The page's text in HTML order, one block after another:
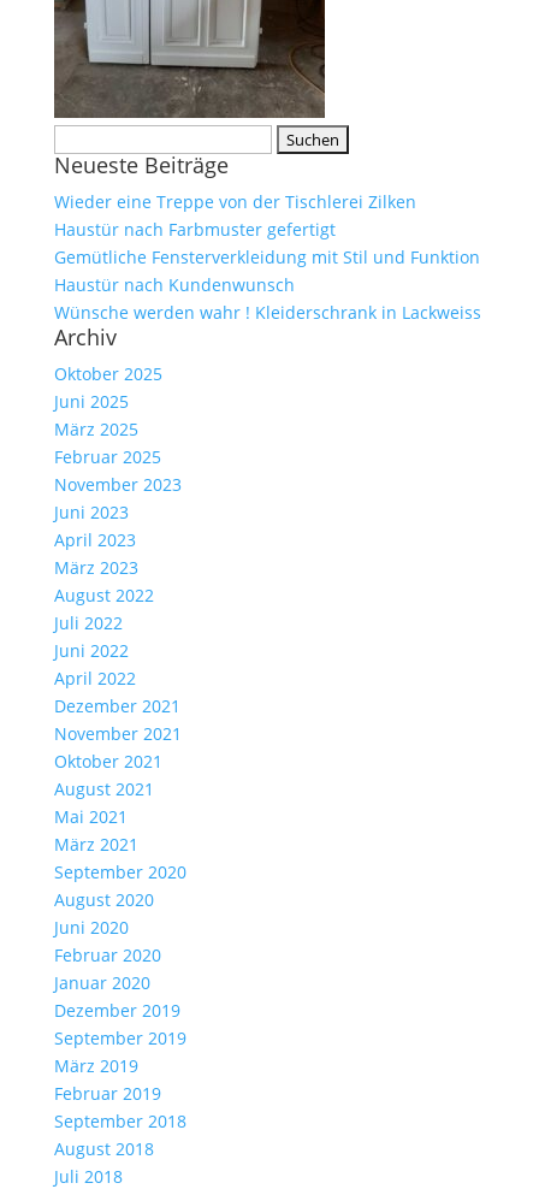
nach:
Neueste Beiträge
Wieder eine Treppe von der Tischlerei Zilken
Haustür nach Farbmuster gefertigt
Gemütliche Fensterverkleidung mit Stil und Funktion
Haustür nach Kundenwunsch
Wünsche werden wahr ! Kleiderschrank in Lackweiss
Archiv
Oktober 2025
Juni 2025
März 2025
Februar 2025
November 2023
Juni 2023
April 2023
März 2023
August 2022
Juli 2022
Juni 2022
April 2022
Dezember 2021
November 2021
Oktober 2021
August 2021
Mai 2021
März 2021
September 2020
August 2020
Juni 2020
Februar 2020
Januar 2020
Dezember 2019
September 2019
März 2019
Februar 2019
September 2018
August 2018
Juli 2018